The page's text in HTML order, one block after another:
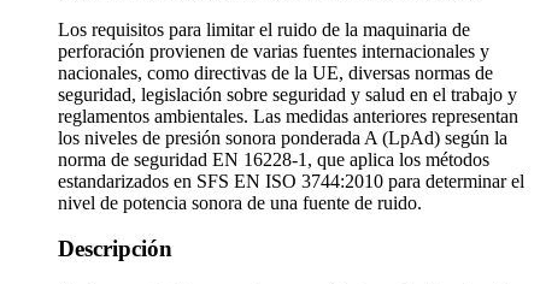
Los requisitos para limitar el ruido de la maquinaria de
perforación provienen de varias fuentes internacionales y
nacionales, como directivas de la UE, diversas normas de
seguridad, legislación sobre seguridad y salud en el trabajo y
reglamentos ambientales. Las medidas anteriores representan
los niveles de presión sonora ponderada A (LpAd) según la
norma de seguridad EN 16228-1, que aplica los métodos
estandarizados en SFS EN ISO 3744:2010 para determinar el
nivel de potencia sonora de una fuente de ruido.
Descripción